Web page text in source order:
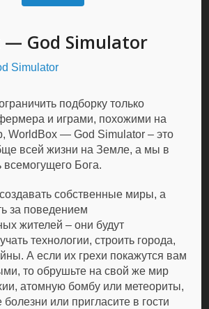
— God Simulator
подборку только
и играми, похожими на
WorldBox — God Simulator – это
всей жизни на Земле, а мы в
Бога.
собственные миры, а
за поведением
жителей – они будут
технологии, строить города,
А если их грехи покажутся вам
то обрушьте на свой же мир
атомную бомбу или метеориты,
болезни или пригласите в гости